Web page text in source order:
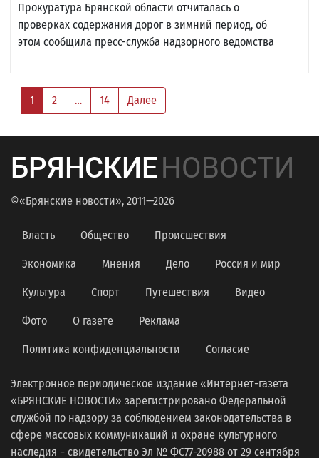
Прокуратура Брянской области отчиталась о
проверках содержания дорог в зимний период, об
этом сообщила пресс-служба надзорного ведомства
1 2 … 14 Далее
БРЯНСКИЕНОВОСТИ
©«Брянские новости», 2011—2026
Власть Общество Происшествия
Экономика Мнения Дело Россия и мир
Культура Спорт Путешествия Видео
Фото О газете Реклама
Политика конфиденциальности Согласие
Электронное периодическое издание «Интернет-газета
«БРЯНСКИЕ НОВОСТИ» зарегистрировано Федеральной
службой по надзору за соблюдением законодательства в
сфере массовых коммуникаций и охране культурного
наследия − свидетельство Эл № ФС77-20988 от 29 сентября